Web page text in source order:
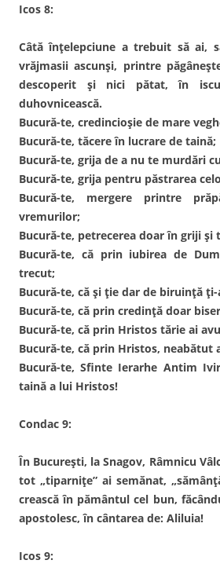
Icos 8:
Câtă înțelepciune a trebuit să ai,
vrăjmasii ascunși, printre
descoperit și nici pătat, în
duhovnicească.
Bucură-te, credincioșie de mare
Bucură-te, tăcere în lucrare de taină;
Bucură-te, grija de a nu te murdări
Bucură-te, grija pentru păstrarea
Bucură-te, mergere printre
vremurilor;
Bucură-te, petrecerea doar în griji și
Bucură-te, că prin iubirea de
trecut;
Bucură-te, că și ție dar de biruință ți-
Bucură-te, că prin credință doar
Bucură-te, că prin Hristos tărie ai
Bucură-te, că prin Hristos, neabătut
Bucură-te, Sfinte Ierarhe Antim
taină a lui Hristos!
Condac 9:
În București, la Snagov, Râmnicu
tot „tiparnițe” ai semănat,
crească în pământul cel bun,
apostolesc, în cântarea de: Aliluia!
Icos 9: